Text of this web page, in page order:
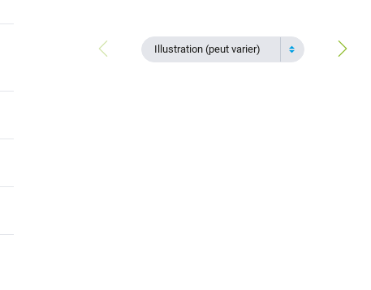
Illustration (peut varier)